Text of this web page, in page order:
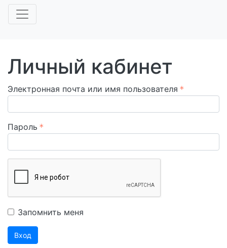
Личный кабинет
Электронная почта или имя пользователя
Пароль
Запомнить меня
Вход